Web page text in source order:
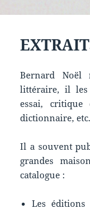
Bernard Noël
littéraire, il les
essai, critique
dictionnaire, etc.
Il a souvent
grandes
catalogue :
Les